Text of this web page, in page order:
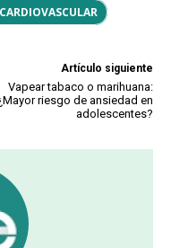
Artículo siguiente
Vapear tabaco o marihuana:
riesgo de ansiedad en
adolescentes?